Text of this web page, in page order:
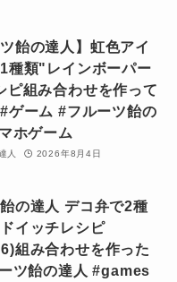
ツ飴の達人】虹色アイ
種類"レインボーパー
ピ組み合わせを作って
ゲーム #フルーツ飴の
ホゲーム
人 2026年8月4日
の達人 デコ弁で2種
イッチレシピ
組み合わせを作った
ツ飴の達人 #games